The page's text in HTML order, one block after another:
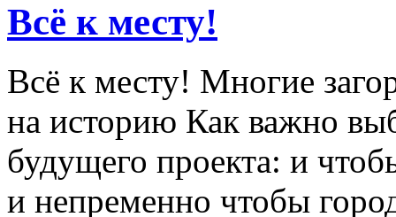
Всё к месту!
Всё к месту! Многие
на историю Как важно
будущего проекта: и
и непременно чтобы